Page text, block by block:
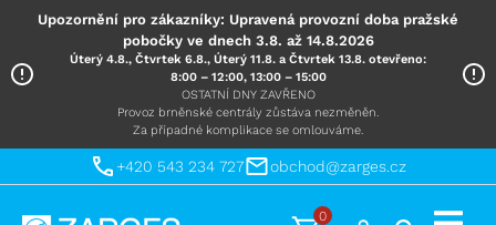
Upozornění pro zákazníky: Upravená provozní doba pražské
pobočky ve dnech 3.8. až 14.8.2026
Úterý 4.8., Čtvrtek 6.8., Úterý 11.8. a Čtvrtek 13.8. otevřeno:
8:00 – 12:00, 13:00 – 15:00
OSTATNÍ DNY ZAVŘENO
Provoz brněnské centrály zůstáva nezměněn.
Za případné komplikace se omlouváme.
+420 543 234 727 obchod@zarges.cz
0